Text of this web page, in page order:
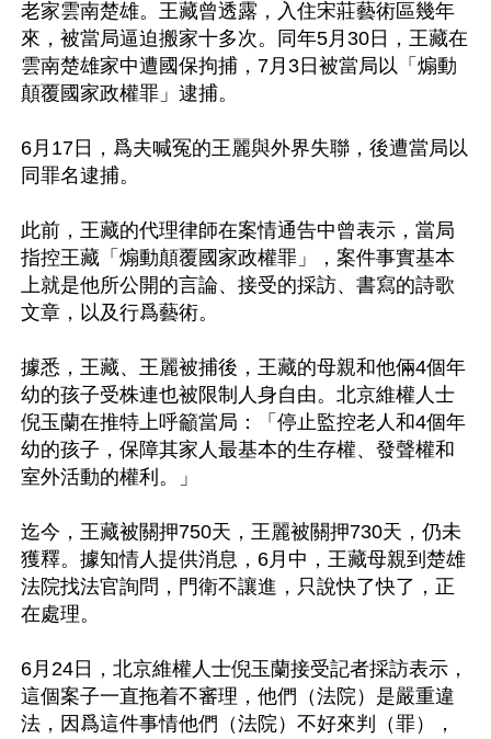
老家雲南楚雄。王藏曾透露，入住宋莊藝術區幾年
來，被當局逼迫搬家十多次。同年5月30日，王藏在
雲南楚雄家中遭國保拘捕，7月3日被當局以「煽動
顛覆國家政權罪」逮捕。
6月17日，爲夫喊冤的王麗與外界失聯，後遭當局以
同罪名逮捕。
此前，王藏的代理律師在案情通告中曾表示，當局
指控王藏「煽動顛覆國家政權罪」，案件事實基本
上就是他所公開的言論、接受的採訪、書寫的詩歌
文章，以及行爲藝術。
據悉，王藏、王麗被捕後，王藏的母親和他倆4個年
幼的孩子受株連也被限制人身自由。北京維權人士
倪玉蘭在推特上呼籲當局：「停止監控老人和4個年
幼的孩子，保障其家人最基本的生存權、發聲權和
室外活動的權利。」
迄今，王藏被關押750天，王麗被關押730天，仍未
獲釋。據知情人提供消息，6月中，王藏母親到楚雄
法院找法官詢問，門衛不讓進，只說快了快了，正
在處理。
6月24日，北京維權人士倪玉蘭接受記者採訪表示，
這個案子一直拖着不審理，他們（法院）是嚴重違
法，因爲這件事情他們（法院）不好來判（罪），